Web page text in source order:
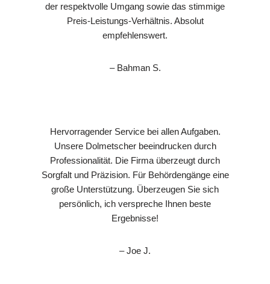
der respektvolle Umgang sowie das stimmige
Preis-Leistungs-Verhältnis. Absolut
empfehlenswert.
– Bahman S.
Hervorragender Service bei allen Aufgaben.
Unsere Dolmetscher beeindrucken durch
Professionalität. Die Firma überzeugt durch
Sorgfalt und Präzision. Für Behördengänge eine
große Unterstützung. Überzeugen Sie sich
persönlich, ich verspreche Ihnen beste
Ergebnisse!
– Joe J.